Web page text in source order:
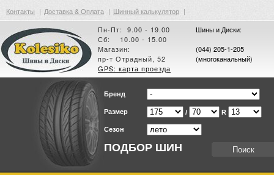
Контакты | Доставка & Оплата | Шинный калькулятор |
Пн-Пт: 9.00 - 19.00
Сб: 10.00 - 15.00
Магазин:
пр-т Отрадный, 52
GPS: карта проезда
Шины и Диски:
(044) 205-1-205
(многоканальный)
ПОДБОР ШИН
Бренд
Размер / R
Сезон